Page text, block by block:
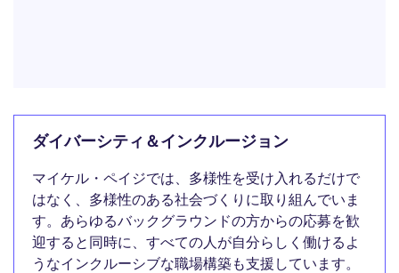
ダイバーシティ＆インクルージョン
マイケル・ペイジでは、多様性を受け入れるだけで
はなく、多様性のある社会づくりに取り組んでいま
す。あらゆるバックグラウンドの方からの応募を歓
迎すると同時に、すべての人が自分らしく働けるよ
うなインクルーシブな職場構築も支援しています。